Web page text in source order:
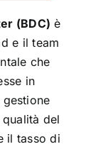
(BDC) è
e il team
che
in
del
il tasso di